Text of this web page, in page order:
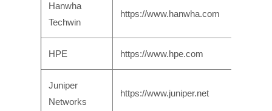
Hanwha
Techwin
https://www.hanwha.com
HPE https://www.hpe.com
Juniper
Networks
https://www.juniper.net